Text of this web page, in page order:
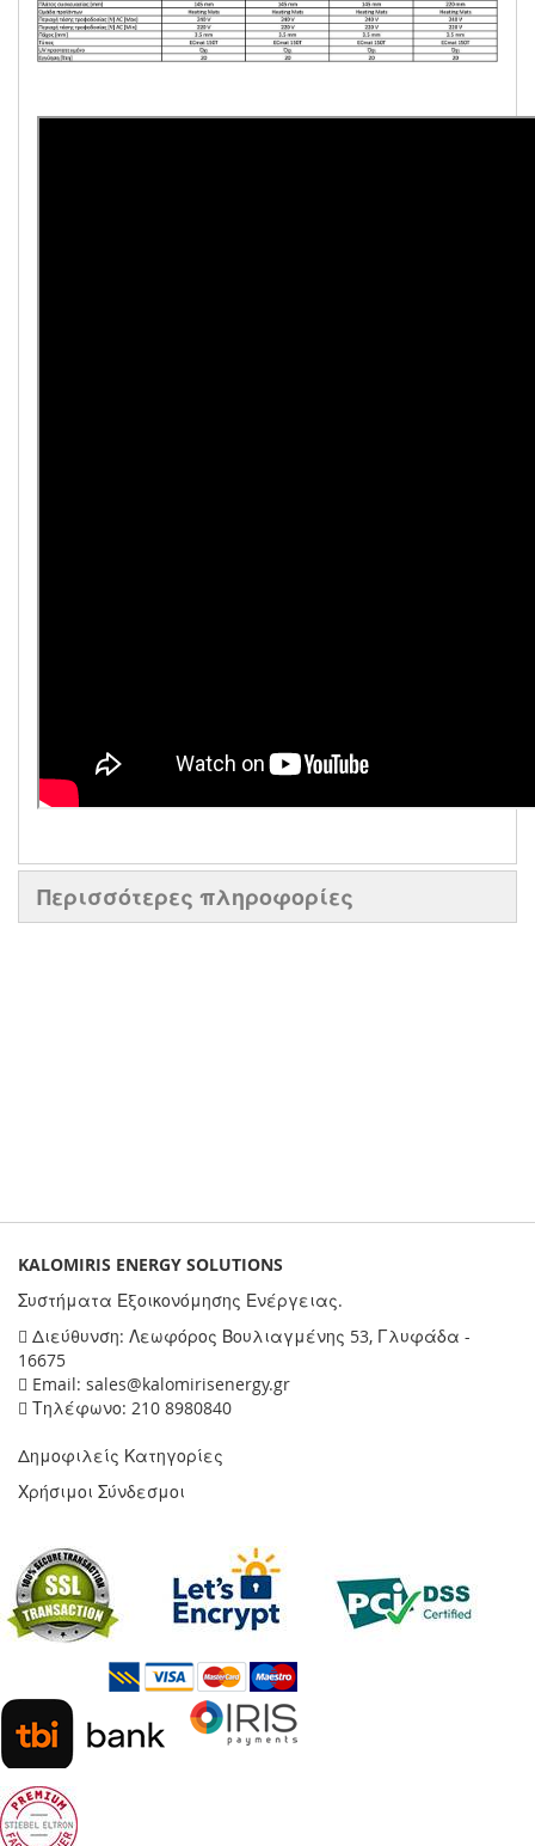
Περισσότερες πληροφορίες
KALOMIRIS ENERGY SOLUTIONS
Συστήματα Εξοικονόμησης Ενέργειας.
Διεύθυνση: Λεωφόρος Βουλιαγμένης 53, Γλυφάδα -
16675
Email: sales@kalomirisenergy.gr
Τηλέφωνο: 210 8980840
Δημοφιλείς Κατηγορίες
Χρήσιμοι Σύνδεσμοι